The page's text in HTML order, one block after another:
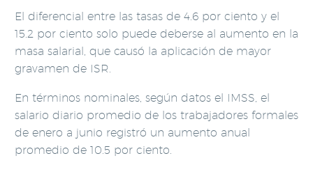
El diferencial entre las tasas de 4.6 por ciento y el
15.2 por ciento solo puede deberse al aumento en la
masa salarial, que causó la aplicación de mayor
gravamen de ISR.
En términos nominales, según datos el IMSS, el
salario diario promedio de los trabajadores formales
de enero a junio registró un aumento anual
promedio de 10.5 por ciento.